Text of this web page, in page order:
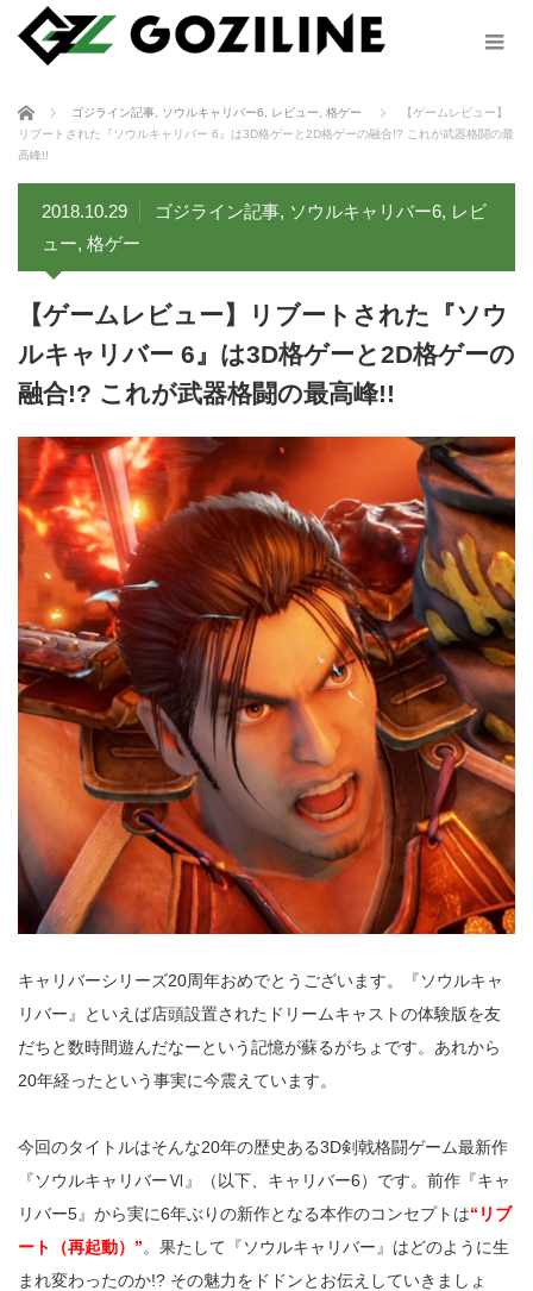
ホーム ゴジライン記事 ソウルキャリバー6 レビュー 格ゲー
【ゲームレビュー】
リブートされた『ソウルキャリバー 6』は3D格ゲーと2D格ゲーの融合!? これが武器格闘の最
高峰!!
2018.10.29 ゴジライン記事, ソウルキャリバー6, レビ
ュー, 格ゲー
【ゲームレビュー】リブートされた『ソウ
ルキャリバー 6』は3D格ゲーと2D格ゲーの
融合!? これが武器格闘の最高峰!!
キャリバーシリーズ20周年おめでとうございます。『ソウルキャ
リバー』といえば店頭設置されたドリームキャストの体験版を友
だちと数時間遊んだなーという記憶が蘇るがちょです。あれから
20年経ったという事実に今震えています。
今回のタイトルはそんな20年の歴史ある3D剣戟格闘ゲーム最新作
『ソウルキャリバーⅥ』（以下、キャリバー6）です。前作『キャ
リバー5』から実に6年ぶりの新作となる本作のコンセプトは“リブ
ート（再起動）”。果たして『ソウルキャリバー』はどのように生
まれ変わったのか!? その魅力をドドンとお伝えしていきましょ